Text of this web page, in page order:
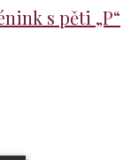
s pěti „P“